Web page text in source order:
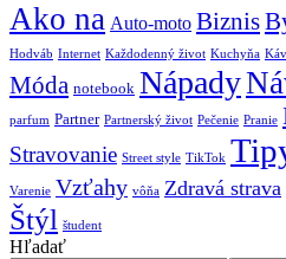
Ako na Auto-moto Biznis
Hodváb Internet Každodenný život Kuchyňa
Móda notebook Nápady
parfum Partner Partnerský život Pečenie Pranie
Stravovanie Street style TikTok
Varenie Vzťahy vôňa Zdravá strava
Štýl študent
Hľadať